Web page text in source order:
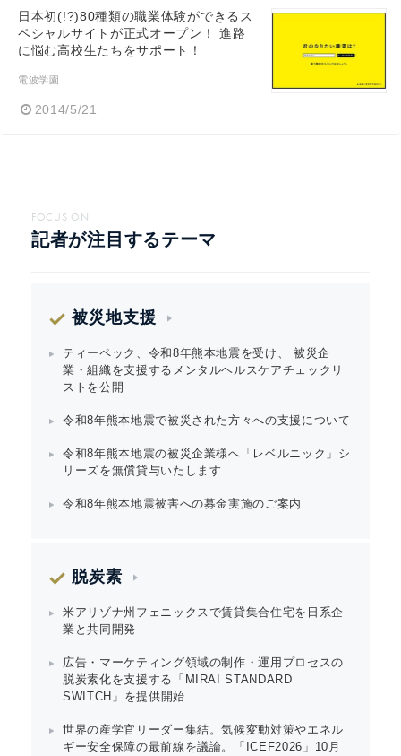
日本初(!?)80種類の職業体験ができるス
ペシャルサイトが正式オープン！ 進路
に悩む高校生たちをサポート！
電波学園
2014/5/21
FOCUS ON
記者が注目するテーマ
被災地支援
ティーペック、令和8年熊本地震を受け、 被災企
業・組織を支援するメンタルヘルスケアチェックリ
ストを公開
令和8年熊本地震で被災された方々への支援について
令和8年熊本地震の被災企業様へ「レベルニック」シ
リーズを無償貸与いたします
令和8年熊本地震被害への募金実施のご案内
脱炭素
米アリゾナ州フェニックスで賃貸集合住宅を日系企
業と共同開発
広告・マーケティング領域の制作・運用プロセスの
脱炭素化を支援する「MIRAI STANDARD
SWITCH」を提供開始
世界の産学官リーダー集結。気候変動対策やエネル
ギー安全保障の最前線を議論。「ICEF2026」10月